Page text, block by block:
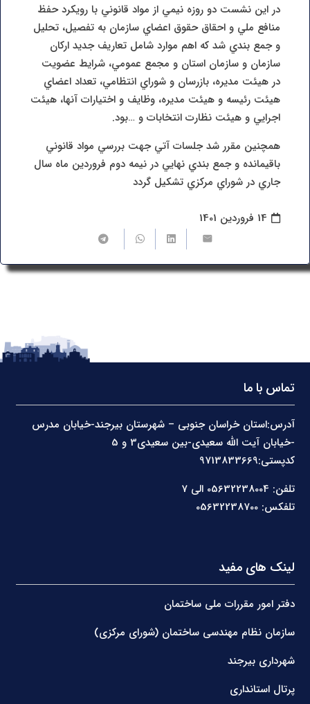
در اين نشست دو روزه نيمي از مواد قانوني با رويکرد حفظ
منافع ملي و احقاق حقوق اعضاي سازمان به تفصيل، تحليل
و جمع بندي شد که اهم موارد شامل تعاريف جديد ارکان
سازمان و سازمان استان و مجمع عمومي، شرايط عضويت
در هيئت مديره، بازرسان و شوراي انتظامي، تعداد اعضاي
هيئت رئيسه و هيئت مديره، وظايف و اختيارات آنها، هيئت
اجرايي و هيئت نظارت انتخابات و …بود.
همچنين مقرر شد جلسات آتي جهت بررسي مواد قانوني
باقيمانده و جمع بندي نهايي در نيمه دوم فروردين ماه سال
جاري در شوراي مرکزي تشکيل گردد
14 فروردین 1401
تماس با ما
آدرس:استان خراسان جنوبی – شهرستان بیرجند-خیابان مدرس
کدپستی:9713833669
تلفن: 05632238004 الی 7
تلفکس: 05632238700
لینک های مفید
دفتر امور مقررات ملی ساختمان
سازمان نظام مهندسی ساختمان (شورای مرکزی)
شهرداری بیرجند
پرتال استانداری